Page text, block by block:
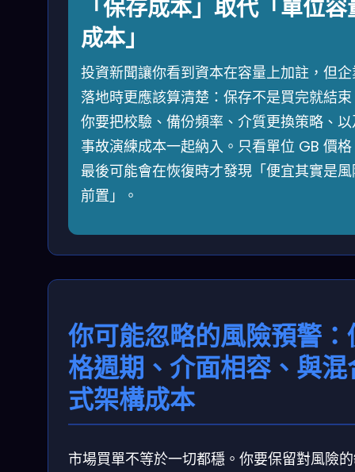
「保存成本」取代「單位容
成本」
投資新聞讓你看到資本在容量上加註，但
落地時更應該算清楚：保存不是買完就結
你要把校驗、備份頻率、介質更換策略、
事故演練成本一起納入。只看單位 GB 價
最後可能會在恢復時才發現「便宜其實是
前置」。
你可能忽略的風險預警：
格週期、介面相容、與混
式架構成本
市場買單不等於一切都穩。你要保留對風險